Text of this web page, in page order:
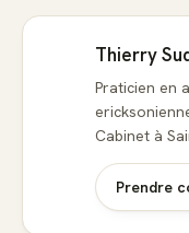
Thierry
Praticien en
Cabinet à
Prendre